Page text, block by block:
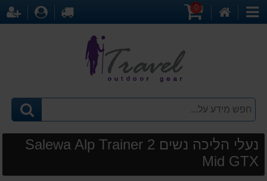
קטגוריות
0
לקופה
נעלי הליכה נשים Salewa Alp Trainer 2
Mid GTX